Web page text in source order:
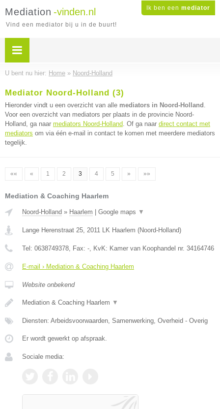
Ik ben een mediator
Mediation -vinden.nl
Vind een mediator bij u in de buurt!
U bent nu hier: Home » Noord-Holland
Mediator Noord-Holland (3)
Hieronder vindt u een overzicht van alle mediators in Noord-Holland .
Voor een overzicht van mediators per plaats in de provincie Noord-
Holland, ga naar mediators Noord-Holland. Of ga naar direct contact met
mediators om via één e-mail in contact te komen met meerdere mediators
tegelijk.
«« « 1 2 3 4 5 » »»
Mediation & Coaching Haarlem
Noord-Holland » Haarlem Google maps ▼
Lange Herenstraat 25, 2011 LK Haarlem (Noord-Holland)
Tel: 0638749378, Fax: -, KvK: Kamer van Koophandel nr. 34164746
E-mail › Mediation & Coaching Haarlem
Website onbekend
Mediation & Coaching Haarlem ▼
Diensten: Arbeidsvoorwaarden, Samenwerking, Overheid - Overig
Er wordt gewerkt op afspraak.
Sociale media: